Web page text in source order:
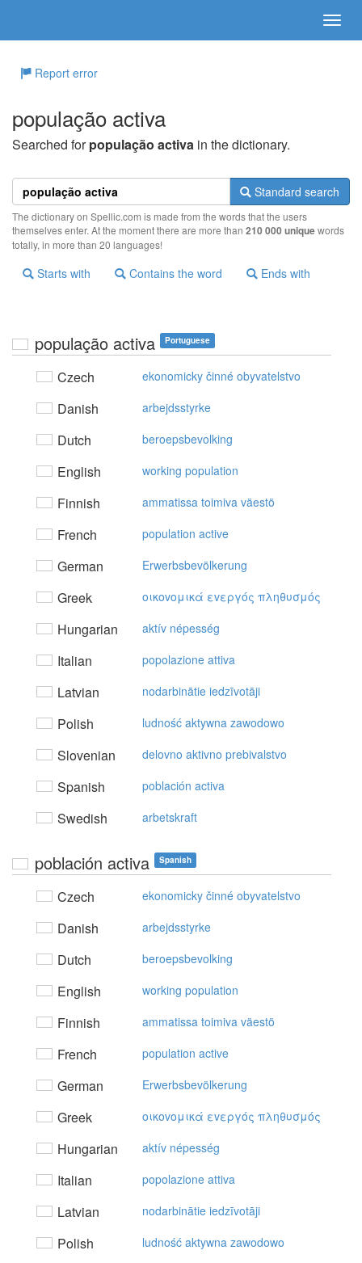
Report error
população activa
Searched forpopulação activa in the dictionary.
Standard search
The dictionary on Spellic.com is made from the words that the users
themselves enter. At the moment there are more than 210 000 uniquewords
totally, in more than 20 languages!
Starts with Contains the word Ends with
população activa Portuguese
Czech ekonomicky činné obyvatelstvo
Danish arbejdsstyrke
Dutch beroepsbevolking
English working population
Finnish ammatissa toimiva väestö
French population active
German Erwerbsbevölkerung
Greek oικovoμικά εvεργός πληθυσμός
Hungarian aktív népesség
Italian popolazione attiva
Latvian nodarbinātie iedzīvotāji
Polish ludność aktywna zawodowo
Slovenian delovno aktivno prebivalstvo
Spanish población activa
Swedish arbetskraft
población activa Spanish
Czech ekonomicky činné obyvatelstvo
Danish arbejdsstyrke
Dutch beroepsbevolking
English working population
Finnish ammatissa toimiva väestö
French population active
German Erwerbsbevölkerung
Greek oικovoμικά εvεργός πληθυσμός
Hungarian aktív népesség
Italian popolazione attiva
Latvian nodarbinātie iedzīvotāji
Polish ludność aktywna zawodowo